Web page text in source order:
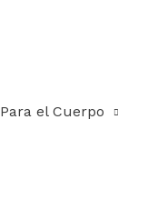
Para el Cuerpo